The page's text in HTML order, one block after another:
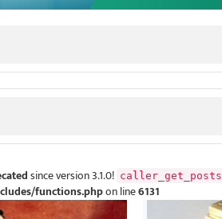
since version 3.1.0! caller_get_posts
functions.phpon line6131